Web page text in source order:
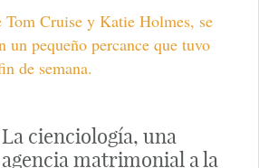
Tom Cruise y Katie Holmes, se
un pequeño percance que tuvo
de semana.
La cienciología, una
agencia matrimonial a la